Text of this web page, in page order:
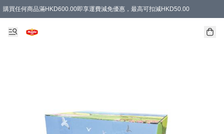
購買任何商品滿HKD600.00即享運費減免優惠，最高可扣減HKD50.00